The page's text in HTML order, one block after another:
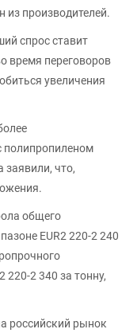
из производителей.
спрос ставит
время переговоров
увеличения
полипропиленом
заявили, что,
общего
EUR2 220-2 240
2 340 за тонну,
российский рынок